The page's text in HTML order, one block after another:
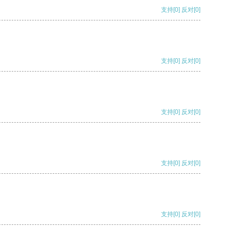
支持[0] 反对[0]
支持[0] 反对[0]
支持[0] 反对[0]
支持[0] 反对[0]
支持[0] 反对[0]